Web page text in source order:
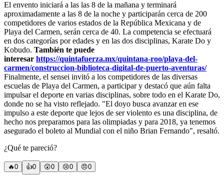
El envento iniciará a las las 8 de la mañana y terminará
aproximadamente a las 8 de la noche y participarán cerca de 200
competidores de varios estados de la República Mexicana y de
Playa del Carmen, serán cerca de 40. La competencia se efectuará
en dos categorías por edades y en las dos disciplinas, Karate Do y
Kobudo. También te puede
interesar https://quintafuerza.mx/quintana-roo/playa-del-
carmen/construccion-biblioteca-digital-de-puerto-aventuras/
Finalmente, el sensei invitó a los competidores de las diversas
escuelas de Playa del Carmen, a participar y destacó que aún falta
impulsar el deporte en varias disciplinas, sobre todo en el Karate Do,
donde no se ha visto reflejado. "El doyo busca avanzar en ese
impulso a este deporte que lejos de ser violento es una disciplina, de
hecho nos preparamos para las olimpiadas y para 2018, ya tenemos
asegurado el boleto al Mundial con el niño Brian Fernando", resaltó.
¿Qué te pareció?
🔥0 👍0 😲0 😢0 😠0